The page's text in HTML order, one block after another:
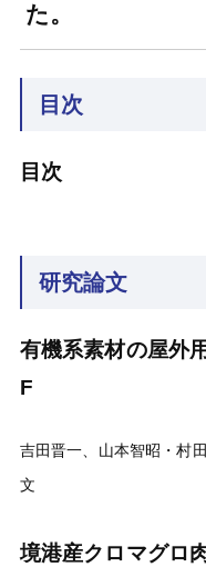
た。
目次
研究論文
有機系素材の屋外
吉田晋一、山本智昭・村
文
境港産クロマグロ